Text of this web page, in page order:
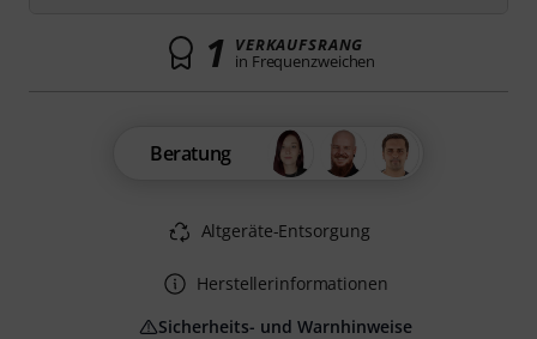
1 VERKAUFSRANG
in Frequenzweichen
Beratung
Altgeräte-Entsorgung
Herstellerinformationen
Sicherheits- und Warnhinweise